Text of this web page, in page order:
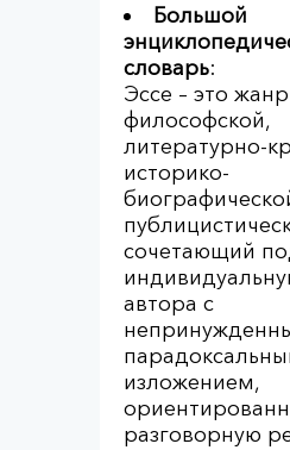
Большой
словарь:
Эссе – это жанр
философской,
литературно-
историко-
сочетающий
автора с
изложением,
разговорную